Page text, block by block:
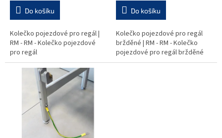
Do košíku
Kolečko pojezdové pro regál |
RM - RM - Kolečko pojezdové
pro regál
Do košíku
Kolečko pojezdové pro regál
bržděné | RM - RM - Kolečko
pojezdové pro regál bržděné